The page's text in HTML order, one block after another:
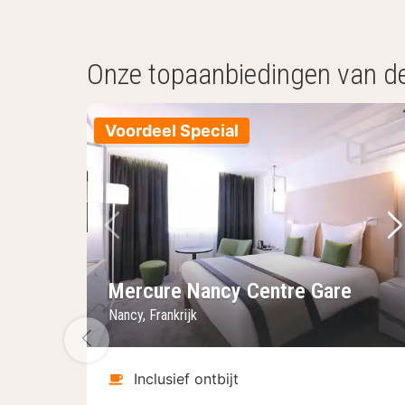
Onze topaanbiedingen van
Voordeel Special
Vorige foto
Mercure Nancy Centre Gare
Nancy, Frankrijk
Inclusief ontbijt
Vorige foto